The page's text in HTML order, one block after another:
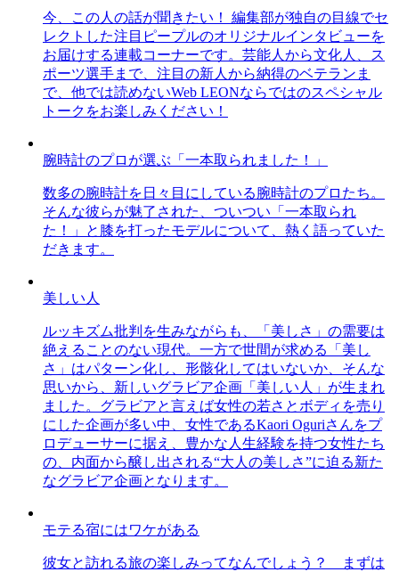
今、この人の話が聞きたい！ 編集部が独自の目線でセ
レクトした注目ピープルのオリジナルインタビューを
お届けする連載コーナーです。芸能人から文化人、ス
ポーツ選手まで、注目の新人から納得のベテランま
で、他では読めないWeb LEONならではのスペシャル
トークをお楽しみください！
腕時計のプロが選ぶ「一本取られました！」
数多の腕時計を日々目にしている腕時計のプロたち。
そんな彼らが魅了された、ついつい「一本取られ
た！」と膝を打ったモデルについて、熱く語っていた
だきます。
美しい人
ルッキズム批判を生みながらも、「美しさ」の需要は
絶えることのない現代。一方で世間が求める「美し
さ」はパターン化し、形骸化してはいないか、そんな
思いから、新しいグラビア企画「美しい人」が生まれ
ました。グラビアと言えば女性の若さとボディを売り
にした企画が多い中、女性であるKaori Oguriさんをプ
ロデューサーに据え、豊かな人生経験を持つ女性たち
の、内面から醸し出される“大人の美しさ”に迫る新た
なグラビア企画となります。
モテる宿にはワケがある
彼女と訪れる旅の楽しみってなんでしょう？ まずは